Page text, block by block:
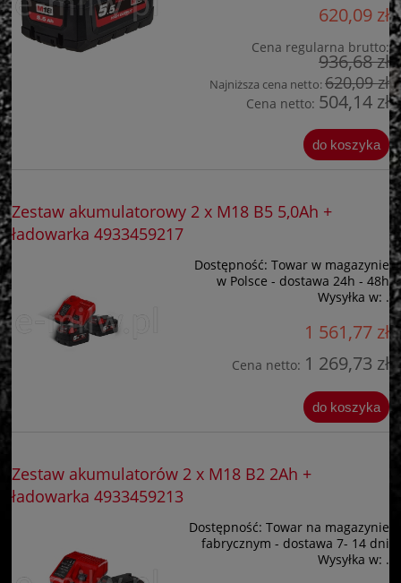
620,09 zł
Cena regularna brutto:
936,68 zł
Najniższa cena netto:620,09 zł
Cena netto: 504,14 zł
do koszyka
Zestaw akumulatorowy 2 x M18 B5 5,0Ah +
ładowarka 4933459217
Dostępność: Towar w magazynie
w Polsce - dostawa 24h - 48h
Wysyłka w: .
1 561,77 zł
Cena netto: 1 269,73 zł
do koszyka
Zestaw akumulatorów 2 x M18 B2 2Ah +
ładowarka 4933459213
Dostępność: Towar na magazynie
fabrycznym - dostawa 7- 14 dni
Wysyłka w: .